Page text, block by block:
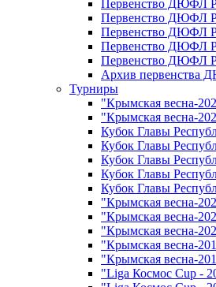
Первенство ДЮФЛ
Первенство ДЮФЛ
Первенство ДЮФЛ
Первенство ДЮФЛ
Первенство ДЮФЛ
Архив первенства
Турниры
"Крымская весна-
"Крымская весна-
Кубок Главы
Кубок Главы
Кубок Главы
Кубок Главы
Кубок Главы
"Крымская весна-
"Крымская весна-
"Крымская весна-
"Крымская весна-
"Крымская весна-
"Liga Космос Cup -